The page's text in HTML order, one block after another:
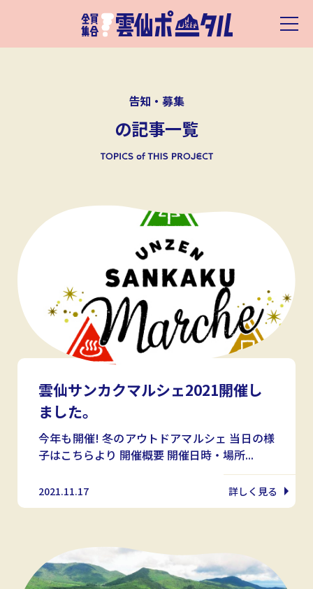
告知・募集
の記事一覧
雲仙サンカクマルシェ2021開催し
ました。
今年も開催! 冬のアウトドアマルシェ 当日の様
子はこちらより 開催概要 開催日時・場所...
2021.11.17 詳しく見る